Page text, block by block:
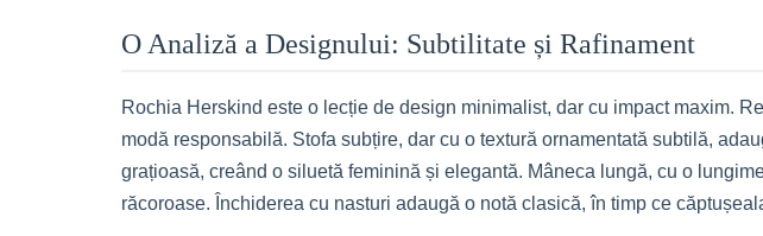
O Analiză a Designului: Subtilitate și Rafinament
Rochia Herskind este o lecție de design minimalist, dar cu impact maxim.
modă responsabilă. Stofa subțire, dar cu o textură ornamentată subtilă,
grațioasă, creând o siluetă feminină și elegantă. Mâneca lungă, cu o
răcoroase. Închiderea cu nasturi adaugă o notă clasică, în timp ce